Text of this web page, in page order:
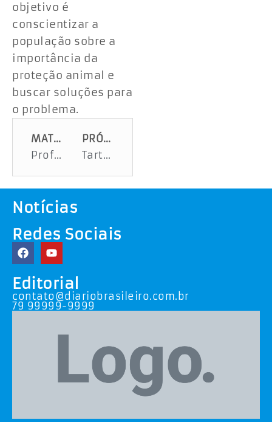
objetivo é
conscientizar a
população sobre a
importância da
proteção animal e
buscar soluções para
o problema.
MATÉRIA ANTERIOR
Professor da rede estadual está entre os 10 finalistas da Feira Brasileira de Ciências e Engenharia
PRÓXIMA MATÉRIA
Tartaruga é encontrada morta em praia da Barra dos Coqueiros
Notícias
Redes Sociais
Editorial
contato@diariobrasileiro.com.br
79 99999-9999